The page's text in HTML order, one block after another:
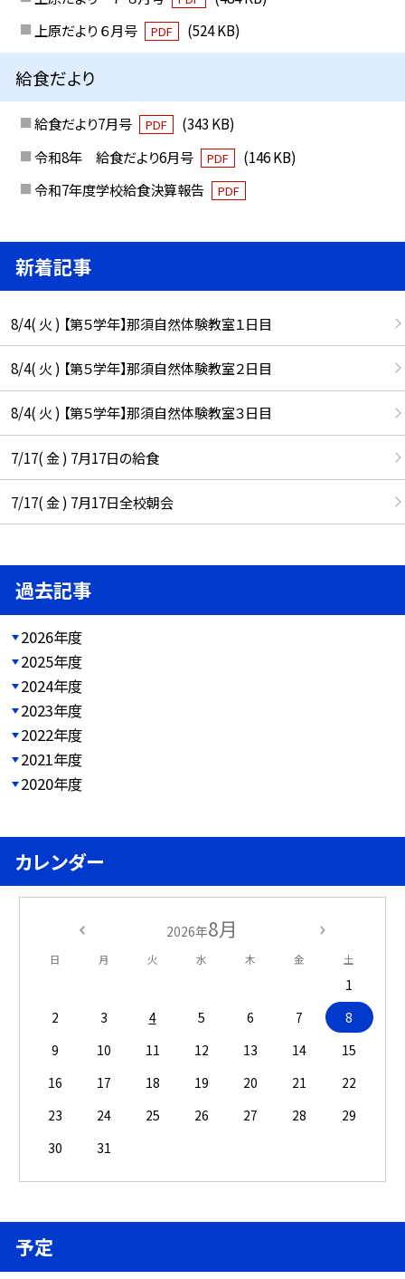
上原だより ６月号
PDF (524 KB)
給食だより
給食だより7月号 PDF
(343 KB)
令和8年 給食だより6月号
PDF
(146 KB)
令和7年度学校給食決算報告
PDF
新着記事
8/4( 火 ) 【第５学年】那須自然体験教室１日目
8/4( 火 ) 【第５学年】那須自然体験教室２日目
8/4( 火 ) 【第５学年】那須自然体験教室３日目
7/17( 金 ) 7月17日の給食
7/17( 金 ) 7月17日全校朝会
過去記事
2026年度
2025年度
2024年度
2023年度
2022年度
2021年度
2020年度
カレンダー
2026年8月
日 月 火 水 木 金 土
1
2
3 4 5 6 7
8
9
10 11 12 13 14
15
16
17 18 19 20 21
22
23
24 25 26 27 28
29
30
31
予定